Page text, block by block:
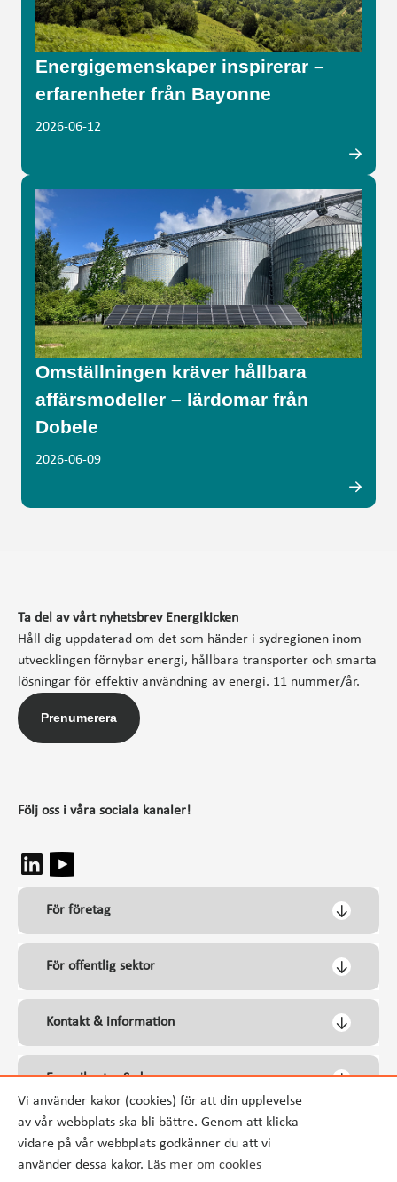
Vi använder kakor (cookies) för att din upplevelse
av vår webbplats ska bli bättre. Genom att klicka
vidare på vår webbplats godkänner du att vi
använder dessa kakor. Läs mer om cookies
Energigemenskaper inspirerar –
erfarenheter från Bayonne
2026-06-12
Omställningen kräver hållbara
affärsmodeller – lärdomar från
Dobele
2026-06-09
Ta del av vårt nyhetsbrev Energikicken
Håll dig uppdaterad om det som händer i sydregionen inom
utvecklingen förnybar energi, hållbara transporter och smarta
lösningar för effektiv användning av energi. 11 nummer/år.
Prenumerera
Följ oss i våra sociala kanaler!
För företag
För offentlig sektor
Kontakt & information
Energikontor Syd